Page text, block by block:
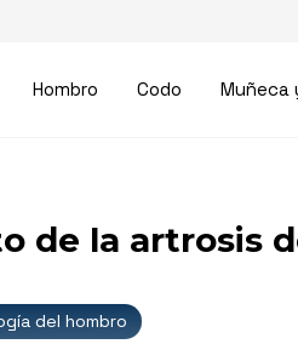
Hombro Codo Muñeca
de la artrosis
del hombro